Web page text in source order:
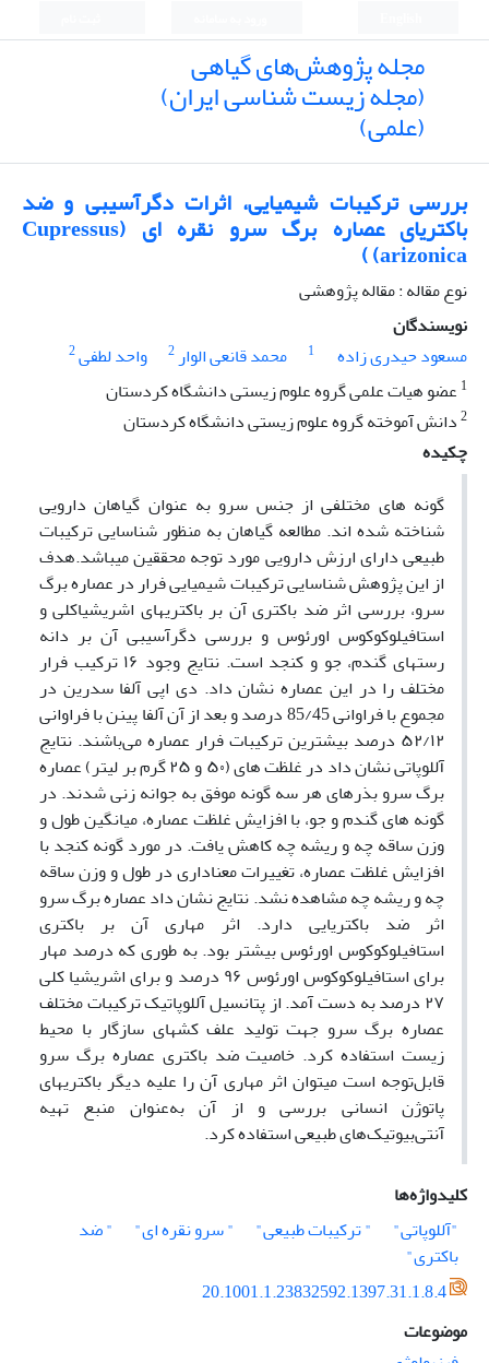
مجله پژوهش‌های گیاهی
(مجله زیست شناسی ایران)
(علمی)
بررسی ترکیبات شیمیایی، اثرات دگرآسیبی و ضد
باکتریای عصاره برگ سرو نقره ای (Cupressus
arizonica) )
نوع مقاله : مقاله پژوهشی
نویسندگان
مسعود حیدری زاده
1 محمد قانعی الوار2 واحد لطفی2
1 عضو هیات علمی گروه علوم زیستی دانشگاه کردستان
2دانش آموخته گروه علوم زیستی دانشگاه کردستان
چکیده
گونه های مختلفی از جنس سرو به عنوان گیاهان دارویی
شناخته شده اند. مطالعه گیاهان به منظور شناسایی ترکیبات
طبیعی دارای ارزش دارویی مورد توجه محققین میباشد.هدف
از این پژوهش شناسایی ترکیبات شیمیایی فرار در عصاره برگ
سرو، بررسی اثر ضد باکتری آن بر باکتریهای اشریشیاکلی و
استافیلوکوکوس اورئوس و بررسی دگرآسیبی آن بر دانه
رستهای گندم، جو و کنجد است. نتایج وجود ۱۶ ترکیب فرار
مختلف را در این عصاره نشان داد. دی اپی آلفا سدرین در
مجموع با فراوانی 85/45 درصد و بعد از آن آلفا پینن با فراوانی
۵۲/۱۲ درصد بیشترین ترکیبات فرار عصاره می‌باشند. نتایج
آللوپاتی نشان داد در غلظت های (۵۰ و ۲۵ گرم بر لیتر) عصاره
برگ سرو بذرهای هر سه گونه موفق به جوانه زنی شدند. در
گونه های گندم و جو، با افزایش غلظت عصاره، میانگین طول و
وزن ساقه چه و ریشه چه کاهش یافت. در مورد گونه کنجد با
افزایش غلظت عصاره، تغییرات معناداری در طول و وزن ساقه
چه و ریشه چه مشاهده نشد. نتایج نشان داد عصاره برگ سرو
اثر ضد باکتریایی دارد. اثر مهاری آن بر باکتری
استافیلوکوکوس اورئوس بیشتر بود. به طوری که درصد مهار
برای استافیلوکوکوس اورئوس ۹۶ درصد و برای اشریشیا کلی
۲۷ درصد به دست آمد. از پتانسیل آللوپاتیک ترکیبات مختلف
عصاره برگ سرو جهت تولید علف کشهای سازگار با محیط
‌زیست استفاده کرد. خاصیت ضد باکتری عصاره برگ سرو
قابل‌توجه است میتوان اثر مهاری آن را علیه دیگر باکتریهای
پاتوژن انسانی بررسی و از آن به‌عنوان منبع تهیه
آنتی‌بیوتیک‌های طبیعی استفاده کرد.
کلیدواژه‌ها
"آللوپاتی"
" ترکیبات طبیعی" " سرو نقره ای"
" ضد
باکتری"
20.1001.1.23832592.1397.31.1.8.4
موضوعات